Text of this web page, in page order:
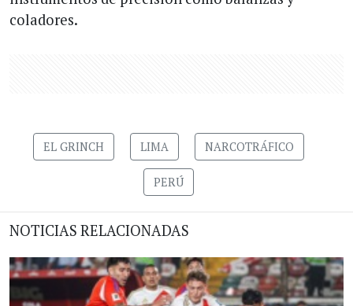
coladores.
EL GRINCH LIMA NARCOTRÁFICO
PERÚ
NOTICIAS RELACIONADAS